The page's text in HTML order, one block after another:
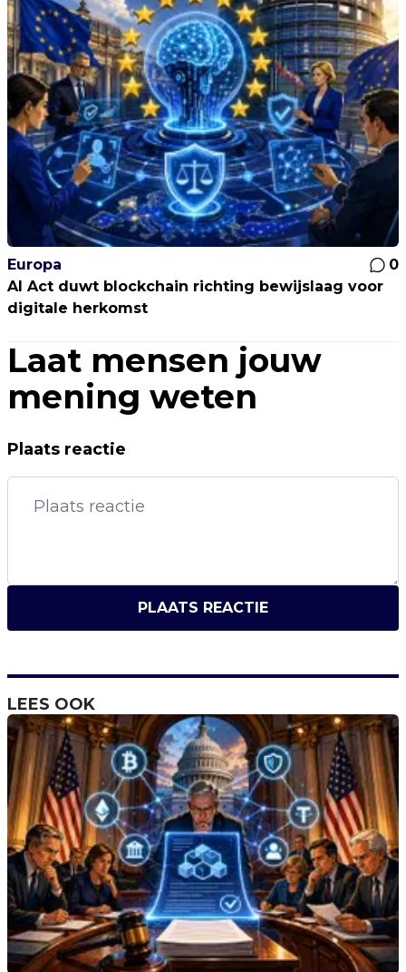
Europa
0
AI Act duwt blockchain richting bewijslaag voor
digitale herkomst
Laat mensen jouw
mening weten
Plaats reactie
PLAATS REACTIE
LEES OOK